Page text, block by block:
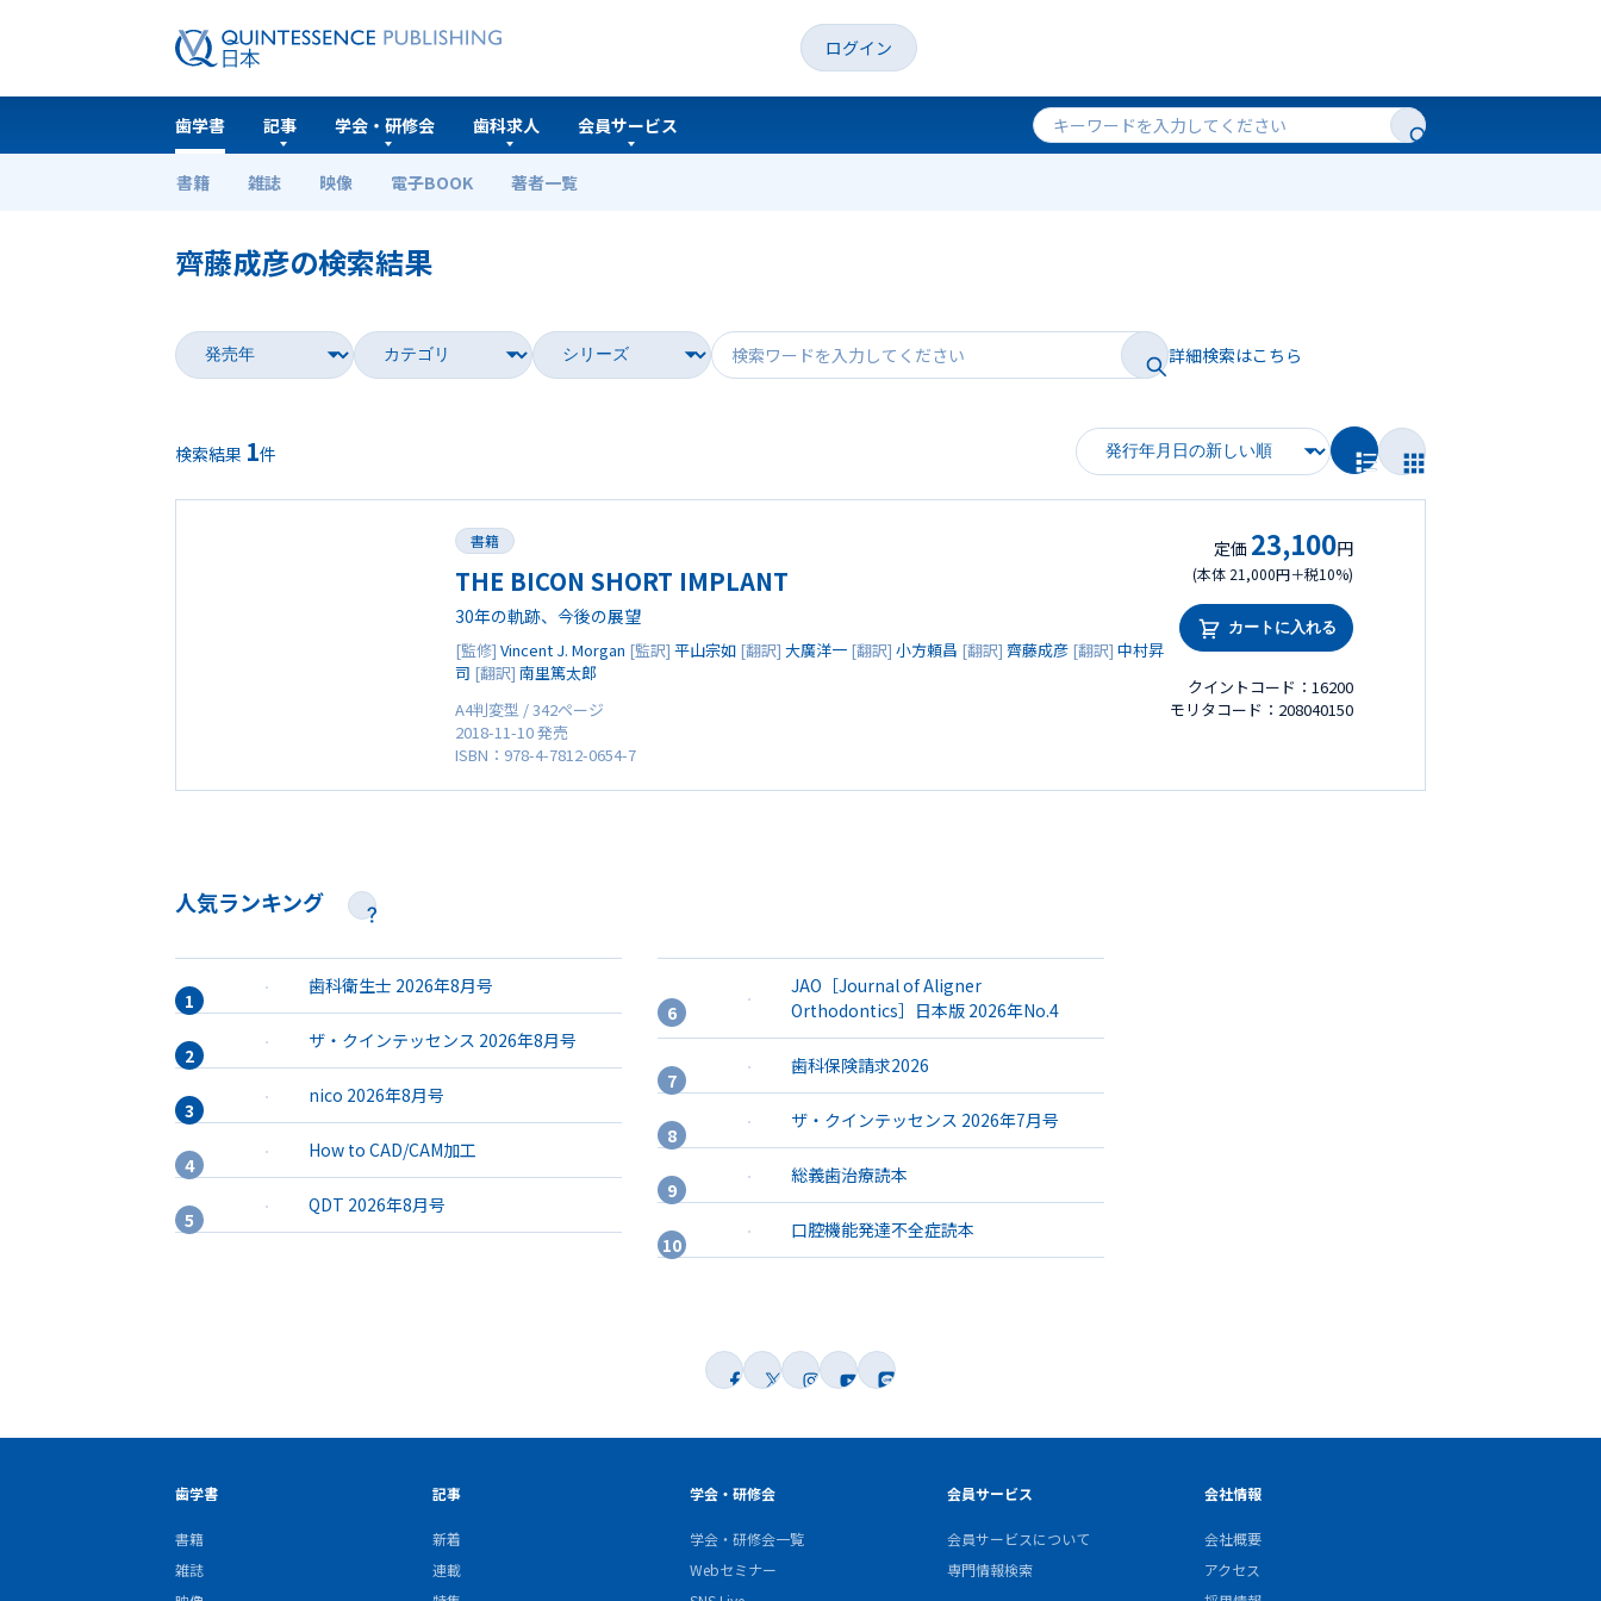
ログイン
歯学書
書籍 雑誌 映像 電子BOOK 著者一覧
記事 学会・研修会 歯科求人 会員サービス
ホーム 歯学書
齊藤成彦の検索結果
詳細検索はこちら
検索結果 1件
書籍
THE BICON SHORT IMPLANT
30年の軌跡、今後の展望
[監修] Vincent J. Morgan [監訳] 平山宗如 [翻訳] 大廣洋一 [翻訳] 小方頼昌 [翻訳] 齊藤成彦 [翻訳] 中村昇
司 [翻訳] 南里篤太郎
A4判変型 / 342ページ
2018-11-10 発売
ISBN：978-4-7812-0654-7
定価 23,100円
(本体 21,000円＋税10%)
カートに入れる
クイントコード：16200
モリタコード：208040150
人気ランキング
歯科衛生士 2026年8月号
ザ・クインテッセンス 2026年8月号
nico 2026年8月号
How to CAD/CAM加工
QDT 2026年8月号
JAO［Journal of Aligner
Orthodontics］日本版 2026年No.4
歯科保険請求2026
ザ・クインテッセンス 2026年7月号
総義歯治療読本
口腔機能発達不全症読本
歯学書
書籍
雑誌
記事
新着
連載
学会・研修会
学会・研修会一覧
Webセミナー
会員サービス
会員サービスについて
専門情報検索
会社情報
会社概要
アクセス